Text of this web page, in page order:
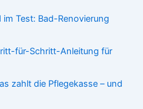
Test: Bad-Renovierung
für-Schritt-Anleitung für
zahlt die Pflegekasse – und